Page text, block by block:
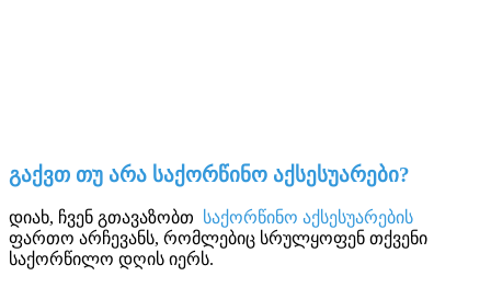
გაქვთ თუ არა საქორწინო აქსესუარები?
დიახ, ჩვენ გთავაზობთ საქორწინო აქსესუარების
ფართო არჩევანს, რომლებიც სრულყოფენ თქვენი
საქორწილო დღის იერს.